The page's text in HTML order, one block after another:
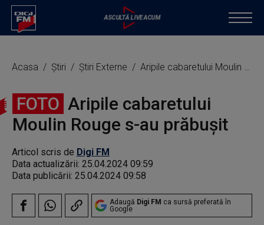
Acasa Știri Știri Externe Aripile cabaretului Moulin Rouge s-au prăbuşit
FOTO Aripile cabaretului
Moulin Rouge s-au prăbuşit
Articol scris de Digi FM
Data actualizării: 25.04.2024 09:59
Data publicării: 25.04.2024 09:58
Adaugă Digi FM ca sursă preferată în
Google